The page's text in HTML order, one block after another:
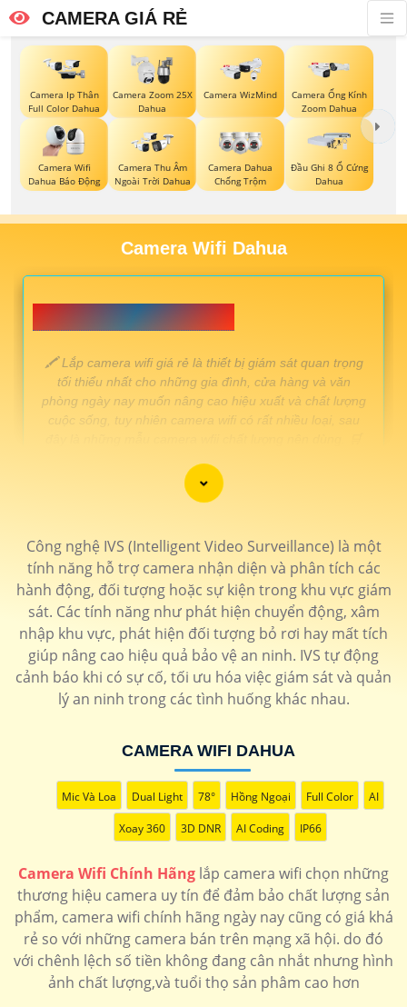
CAMERA GIÁ RẺ
Camera Ip Thân
Full Color Dahua
Camera Zoom 25X
Dahua
Camera WizMind
Camera Ống Kính
Zoom Dahua
Camera Wifi
Dahua Báo Động
Camera Thu Âm
Ngoài Trời Dahua
Camera Dahua
Chống Trộm
Đầu Ghi 8 Ổ Cứng
Dahua
Camera Wifi Dahua
📗 Lắp camera wifi Giá Rẻ 💎
️🖍 Lắp camera wifi giá rẻ là thiết bị giám sát quan trọng
tối thiểu nhất cho những gia đình, cửa hàng và văn
phòng ngày nay muốn nâng cao hiệu xuất và chất lượng
cuộc sống, tuy nhiên camera wifi có rất nhiều loại, sau
THÔNG TIN
💎 Camera wifi xoay 360 2k
1.700.000 VNĐHãng imou kết nối wifi góc nhìn rộng chống trộmIPC-
GS2DP-5K0W
🗂 Camera wifi up trần Imou
1.200.000 VNĐ Hồng ngoại 30m Chống ngược sáng tốt wifi mạnhIPC-
T42EP
Camera wifi ezviz thiết kết tinh tế chống trộm
🌟 Camera wifi ngoài trời Dahua
1.500.000 VNĐLắp camera wifi ngoài trời hồng ngoại xaDH-IPC-
HFW1430DT-STW
850.000 VNĐLắp camera wifi gnoai2 trời 360 chất lượngDS-
2DE3A400BW-DE/W(F1)(T5)
Lắp
camera
Camera
wifi thân
hồng
Lắp
camera
wifi
Lắp
camera
Camera
wifi
Công nghệ IVS (Intelligent Video Surveillance) là một
tính năng hỗ trợ camera nhận diện và phân tích các
hành động, đối tượng hoặc sự kiện trong khu vực giám
sát. Các tính năng như phát hiện chuyển động, xâm
nhập khu vực, phát hiện đối tượng bỏ rơi hay mất tích
giúp nâng cao hiệu quả bảo vệ an ninh. IVS tự động
cảnh báo khi có sự cố, tối ưu hóa việc giám sát và quản
lý an ninh trong các tình huống khác nhau.
CAMERA WIFI DAHUA
Mic Và Loa Dual Light 78° Hồng Ngoại Full Color AI
Xoay 360 3D DNR AI Coding IP66
Camera Wifi Chính Hãng lắp camera wifi chọn những
thương hiệu camera uy tín để đảm bảo chất lượng sản
phẩm, camera wifi chính hãng ngày nay cũng có giá khá
rẻ so với những camera bán trên mạng xã hội. do đó
với chênh lệch số tiền không đang cân nhắt nhưng hình
ảnh chất lượng,và tuổi thọ sản phâm cao hơn